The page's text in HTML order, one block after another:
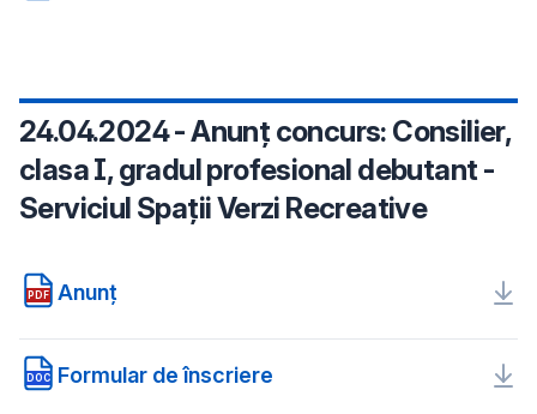
24.04.2024 - Anunț concurs: Consilier,
clasa I, gradul profesional debutant -
Serviciul Spații Verzi Recreative
PDF Anunț
DOC Formular de înscriere